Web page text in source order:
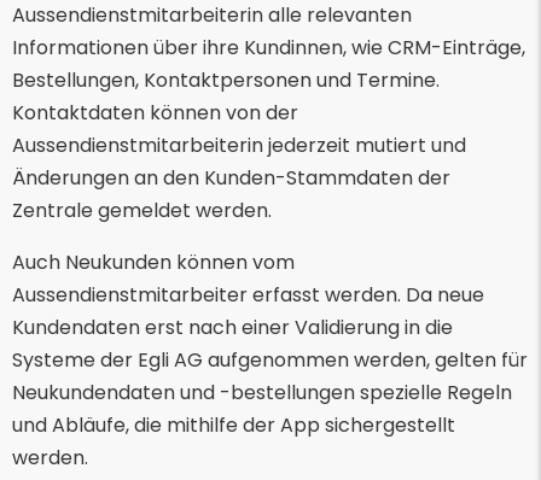
Aussendienstmitarbeiterin alle relevanten
Informationen über ihre Kundinnen, wie CRM-Einträge,
Bestellungen, Kontaktpersonen und Termine.
Kontaktdaten können von der
Aussendienstmitarbeiterin jederzeit mutiert und
Änderungen an den Kunden-Stammdaten der
Zentrale gemeldet werden.
Auch Neukunden können vom
Aussendienstmitarbeiter erfasst werden. Da neue
Kundendaten erst nach einer Validierung in die
Systeme der Egli AG aufgenommen werden, gelten für
Neukundendaten und -bestellungen spezielle Regeln
und Abläufe, die mithilfe der App sichergestellt
werden.